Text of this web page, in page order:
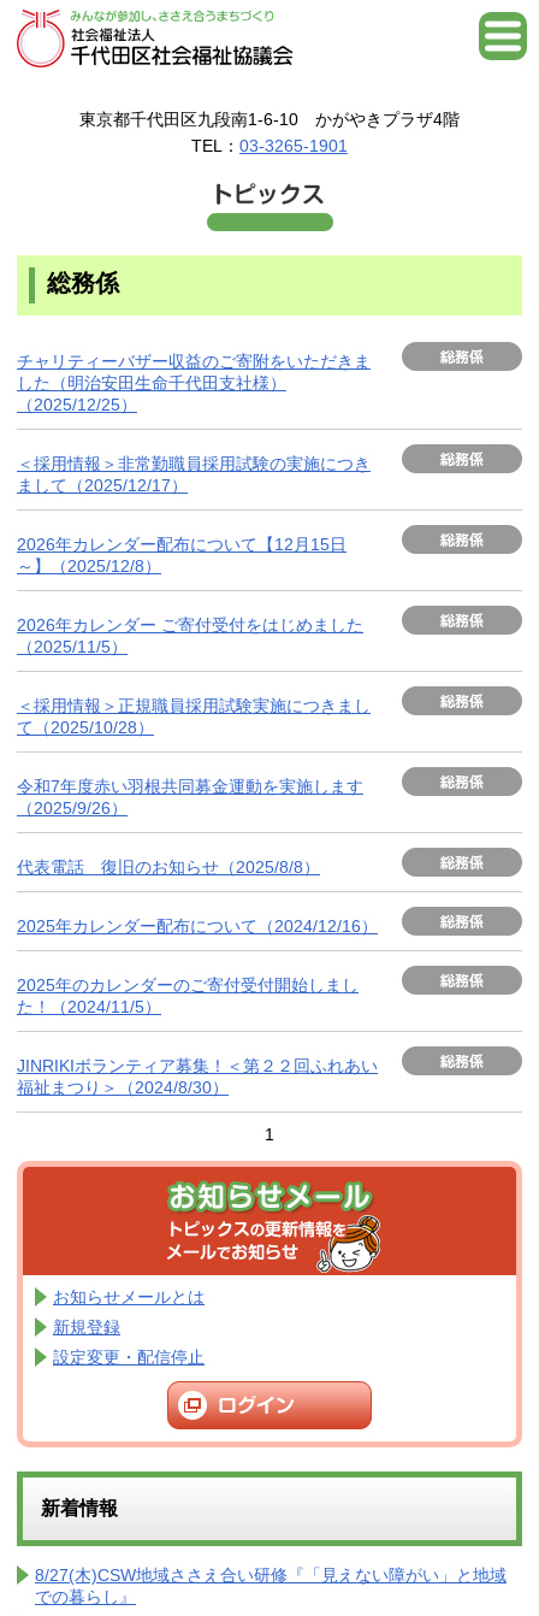
東京都千代田区九段南1-6-10 かがやきプラザ4階
TEL： 03-3265-1901
総務係
チャリティーバザー収益のご寄附をいただきま
した（明治安田生命千代田支社様）
（2025/12/25）
＜採用情報＞非常勤職員採用試験の実施につき
まして（2025/12/17）
2026年カレンダー配布について【12月15日
～】（2025/12/8）
2026年カレンダー ご寄付受付をはじめました
（2025/11/5）
＜採用情報＞正規職員採用試験実施につきまし
て（2025/10/28）
令和7年度赤い羽根共同募金運動を実施します
（2025/9/26）
代表電話 復旧のお知らせ（2025/8/8）
2025年カレンダー配布について（2024/12/16）
2025年のカレンダーのご寄付受付開始しまし
た！（2024/11/5）
JINRIKIボランティア募集！＜第２２回ふれあい
福祉まつり＞（2024/8/30）
1
お知らせメールとは
新規登録
設定変更・配信停止
新着情報
8/27(木)CSW地域ささえ合い研修『「見えない障がい」と地域
での暮らし』